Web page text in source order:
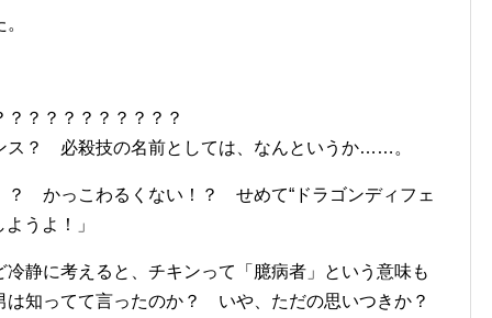
？？？？？？？？？
？ 必殺技の名前としては、なんというか……。
かっこわるくない！？ せめて“ドラゴンディフェ
うよ！」
静に考えると、チキンって「臆病者」という意味も
は知ってて言ったのか？ いや、ただの思いつきか？